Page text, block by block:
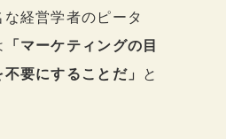
経営学者のピータ
「マーケティングの目
要にすることだ」
と